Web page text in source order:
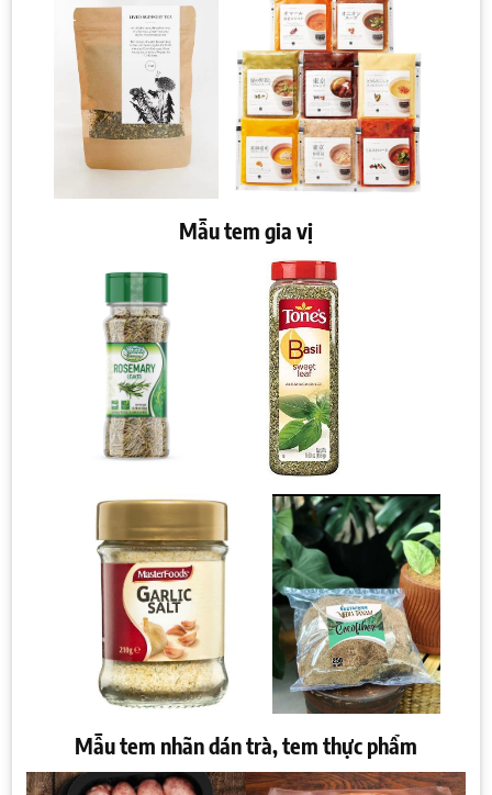
Mẫu tem gia vị
Mẫu tem nhãn dán trà, tem thực phẩm